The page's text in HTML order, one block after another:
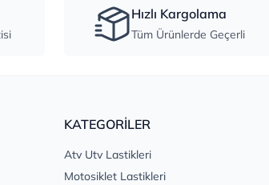
Hızlı Kargolama
Tüm Ürünlerde Geçerli
KATEGORİLER
Atv Utv Lastikleri
Motosiklet Lastikleri